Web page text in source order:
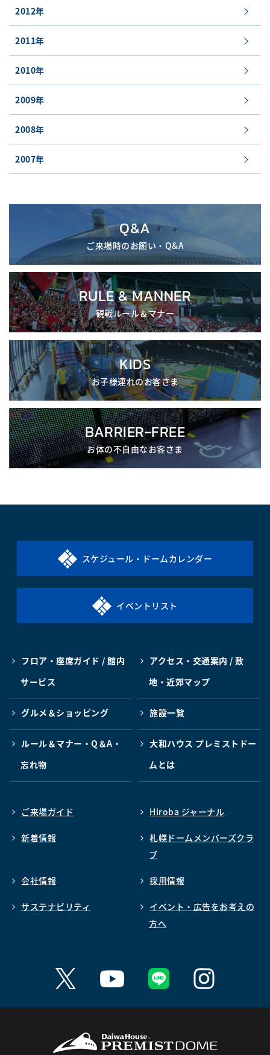
2012年
2011年
2010年
2009年
2008年
2007年
Q&A
ご来場時のお願い・Q&A
RULE & MANNER
観戦ルール＆マナー
KIDS
お子様連れのお客さま
BARRIER-FREE
お体の不自由なお客さま
スケジュール・ドームカレンダー
イベントリスト
フロア・座席ガイド / 館内
サービス
アクセス・交通案内 / 敷
地・近郊マップ
グルメ＆ショッピング 施設一覧
ルール＆マナー・Q＆A・
忘れ物
大和ハウス プレミストドー
ムとは
ご来場ガイド Hiroba ジャーナル
新着情報
札幌ドームメンバーズクラ
ブ
会社情報 採用情報
サステナビリティ
イベント・広告をお考えの
方へ